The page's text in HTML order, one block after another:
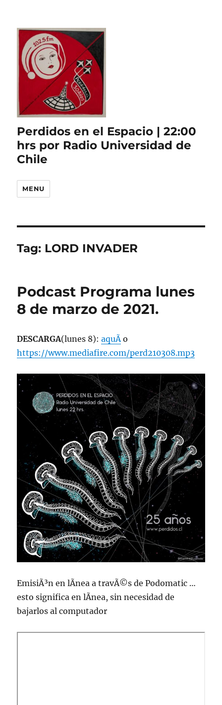
Perdidos en el Espacio | 22:00
hrs por Radio Universidad de
Chile
MENU
Tag: LORD INVADER
Podcast Programa lunes
8 de marzo de 2021.
DESCARGA(lunes 8):aquÃ­o
https://www.mediafire.com/perd210308.mp3
EmisiÃ³n en lÃ­nea a travÃ©s de Podomatic …
esto significa en lÃ­nea, sin necesidad de
bajarlos al computador